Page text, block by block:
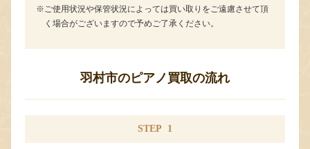
ご使用状況や保管状況によっては買い取りをご遠慮させて頂
く場合がございますので予めご了承ください。
羽村市のピアノ買取の流れ
STEP 1